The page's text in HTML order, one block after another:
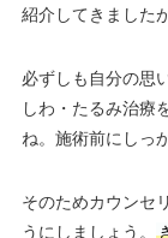
紹介してきました
必ずしも自分の思
しわ・たるみ治療
ね。施術前にしっ
そのためカウンセ
うにしましょう。